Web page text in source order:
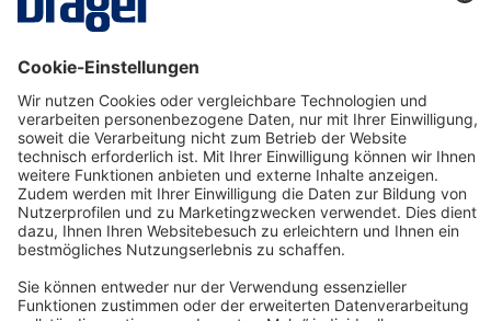
Atemschutz vor plötzlich auftretenden
Chlorwass…Mehr
Technology